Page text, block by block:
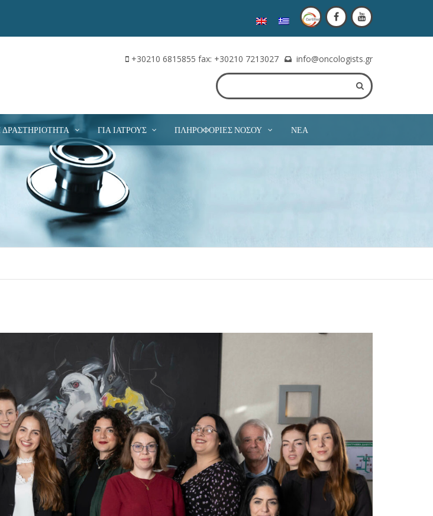
ΕΊΝΑΙ ΥΠΟΧΡΕΩΤΙΚΆ
την άμεση κράτηση του ραντεβού σας, καθώς αυτό εξαρτάται από το πρόγραμμα του
μας θα επικοινωνήσει μαζί σας.
+30210 6815855 fax: +30210 7213027 info@oncologists.gr
ΓΙΑ ΙΑΤΡΟΎΣ ΠΛΗΡΟΦΟΡΊΕΣ ΝΌΣΟΥ ΝΈΑ